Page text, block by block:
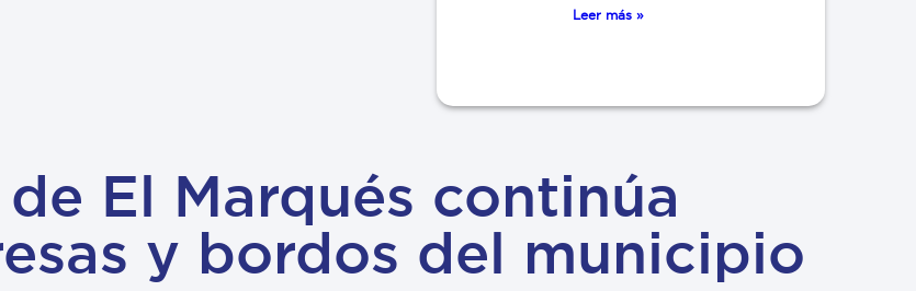
Leer más »
El Marqués continúa
y bordos del municipio